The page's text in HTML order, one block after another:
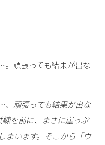
頑張っても結果が出な
頑張っても結果が出な
を前に、まさに崖っぷ
まいます。そこから「ウ